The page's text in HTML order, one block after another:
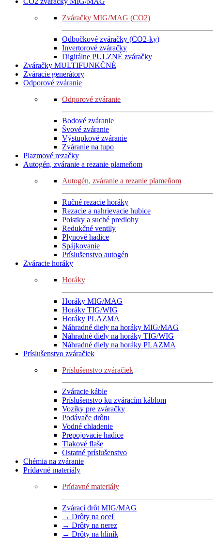
Zváračky MIG/MAG (CO2)
Odbočkové zváračky (CO2-ky)
Invertorové zváračky
Digitálne PULZNÉ zváračky
Zváračky MULTIFUNKČNÉ
Zváracie generátory
Odporové zváranie
Odporové zváranie
Bodové zváranie
Švové zváranie
Výstupkové zváranie
Zváranie na tupo
Plazmové rezačky
Autogén, zváranie a rezanie plameňom
Autogén, zváranie a rezanie plameňom
Ručné rezacie horáky
Rezacie a nahrievacie hubice
Poistky a suché predlohy
Redukčné ventily
Plynové hadice
Spájkovanie
Príslušenstvo autogén
Zváracie horáky
Horáky
Horáky MIG/MAG
Horáky TIG/WIG
Horáky PLAZMA
Náhradné diely na horáky MIG/MAG
Náhradné diely na horáky TIG/WIG
Náhradné diely na horáky PLAZMA
Príslušenstvo zváračiek
Príslušenstvo zváračiek
Zváracie káble
Príslušenstvo ku zváracím káblom
Vozíky pre zváračky
Podávače drôtu
Vodné chladenie
Prepojovacie hadice
Tlakové flaše
Ostatné príslušenstvo
Chémia na zváranie
Prídavné materiály
Prídavné materiály
Zvárací drôt MIG/MAG
→ Drôty na oceľ
→ Drôty na nerez
→ Drôty na hliník